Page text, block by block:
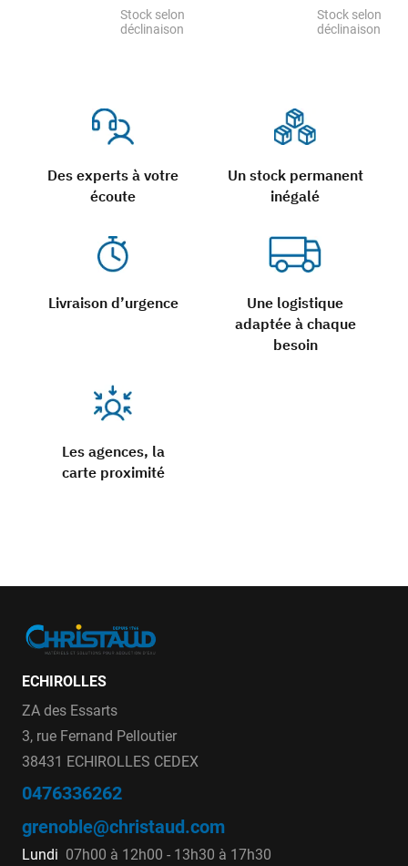
Des experts à votre
écoute
Un stock permanent
inégalé
Livraison d’urgence
Une logistique
adaptée à chaque
besoin
Les agences, la
carte proximité
Stock selon
déclinaison
Stock selon
déclinaison
ECHIROLLES
ZA des Essarts
3, rue Fernand Pelloutier
38431 ECHIROLLES CEDEX
0476336262
grenoble@christaud.com
Lundi 07h00 à 12h00 - 13h30 à 17h30